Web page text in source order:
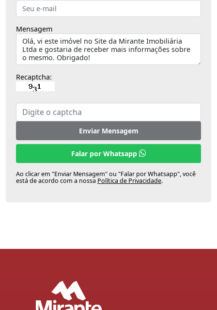
Mensagem
Recaptcha:
Enviar Mensagem
Falar por Whatsapp
Ao clicar em "Enviar Mensagem" ou "Falar por Whatsapp", você
está de acordo com a nossa Política de Privacidade.